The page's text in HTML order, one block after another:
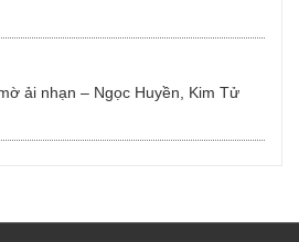
ải nhạn – Ngọc Huyền, Kim Tử